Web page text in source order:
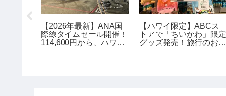
【2026年最新】ANA国
際線タイムセール開催！
114,600円から、ハワイ
【ハワイ限定】ABCス
トアで「ちいかわ」限定
グッズ発売！旅行のお土